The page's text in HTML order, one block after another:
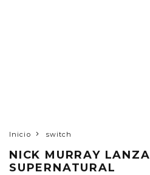
Inicio switch
NICK MURRAY LANZA
SUPERNATURAL